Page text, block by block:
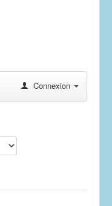
Connexion